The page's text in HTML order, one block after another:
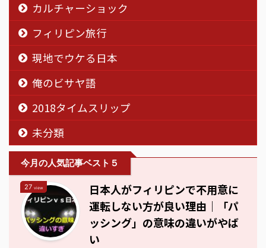
カルチャーショック
フィリピン旅行
現地でウケる日本
俺のビサヤ語
2018タイムスリップ
未分類
今月の人気記事ベスト５
27 view
日本人がフィリピンで不用意に
運転しない方が良い理由｜「パ
ッシング」の意味の違いがやば
い